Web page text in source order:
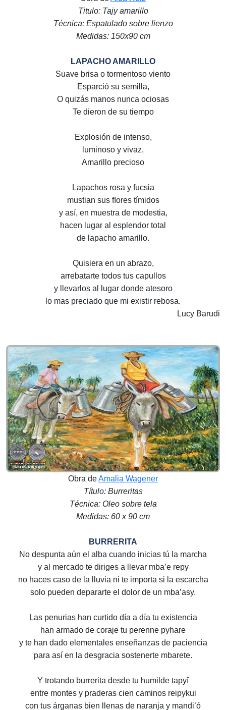
Titulo: Tajy amarillo
Técnica: Espatulado sobre lienzo
Medidas: 150x90 cm
LAPACHO AMARILLO
Suave brisa o tormentoso viento
Esparció su semilla,
O quizás manos nunca ociosas
Te dieron de su tiempo
Explosión de intenso,
luminoso y vivaz,
Amarillo precioso
Lapachos rosa y fucsia
mustian sus ﬂores tímidos
y así, en muestra de modestia,
hacen lugar al esplendor total
de lapacho amarillo.
Quisiera en un abrazo,
arrebatarte todos tus capullos
y llevarlos al lugar donde atesoro
lo mas preciado que mi existir rebosa.
Lucy Barudi
Obra deAmalia Wagener
Título: Burreritas
Técnica: Oleo sobre tela
Medidas: 60 x 90 cm
BURRERITA
No despunta aún el alba cuando inicias tú la marcha
y al mercado te diriges a llevar mba’e repy
no haces caso de la lluvia ni te importa si la escarcha
solo pueden depararte el dolor de un mba’asy.
Las penurias han curtido día a día tu existencia
han armado de coraje tu perenne pyhare
y te han dado elementales enseñanzas de paciencia
para así en la desgracia sostenerte mbarete.
Y trotando burrerita desde tu humilde tapyî
entre montes y praderas cien caminos reipykui
con tus árganas bien llenas de naranja y mandi’ó